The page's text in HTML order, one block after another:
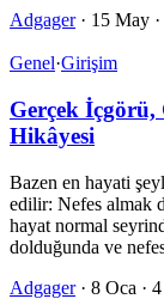
Adgager · 15 May ·
Genel·Girişim
Gerçek İçgörü,
Hikâyesi
Bazen en hayati
edilir: Nefes almak
hayat normal
dolduğunda ve
Adgager · 8 Oca ·